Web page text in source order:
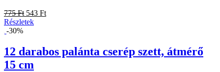
775 Ft543 Ft
Részletek
-30%
12 darabos palánta cserép szett, átmérő
15 cm